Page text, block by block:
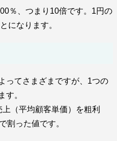
％、つまり10倍です。1円の
になります。
ってさまざまですが、1つの
す。
（平均顧客単価）を粗利
割った値です。